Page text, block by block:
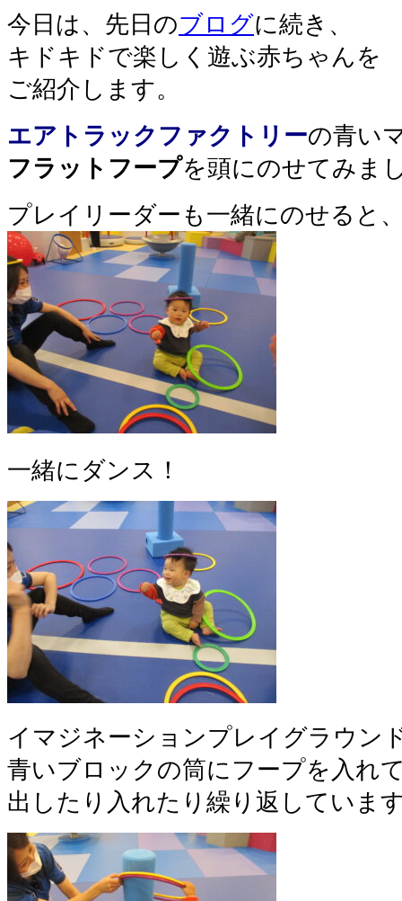
今日は、先日のブログに続き、
キドキドで楽しく遊ぶ赤ちゃんを
ご紹介します。
エアトラックファクトリーの青い
フラットフープを頭にのせてみま
プレイリーダーも一緒にのせると
一緒にダンス！
イマジネーションプレイグラウン
青いブロックの筒にフープを入れ
出したり入れたり繰り返していま